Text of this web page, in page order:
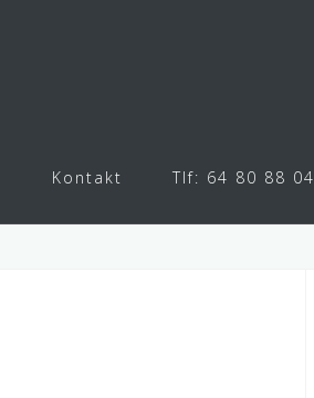
Kontakt Tlf: 64 80 88 04